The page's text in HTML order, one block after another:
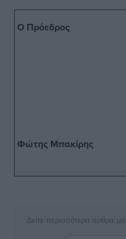
Ο Πρόεδρος
Φώτης Μπακίρης
Δείτε περισσότερα άρθρα